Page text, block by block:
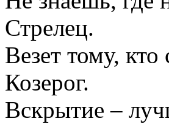
Стрелец.
Везет тому, кто
Козерог.
Вскрытие –